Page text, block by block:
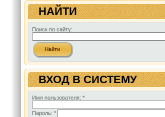
НАЙТИ
Поиск по сайту:
ВХОД В СИСТЕМУ
Имя пользователя: *
Пароль: *